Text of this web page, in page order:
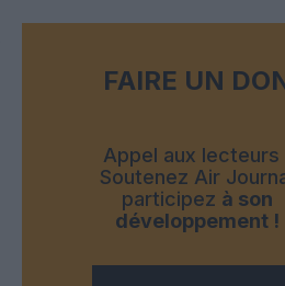
FAIRE UN
Appel aux lecteurs
Soutenez Air
participez à son
développement !